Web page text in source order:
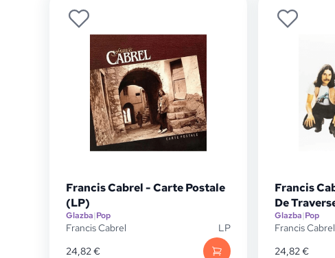
Francis Cabrel - Carte Postale
(LP)
Glazba|Pop
Francis Cabrel
LP
24,82€
Francis
De
Glazba|Pop
Francis Cabrel
24,82€